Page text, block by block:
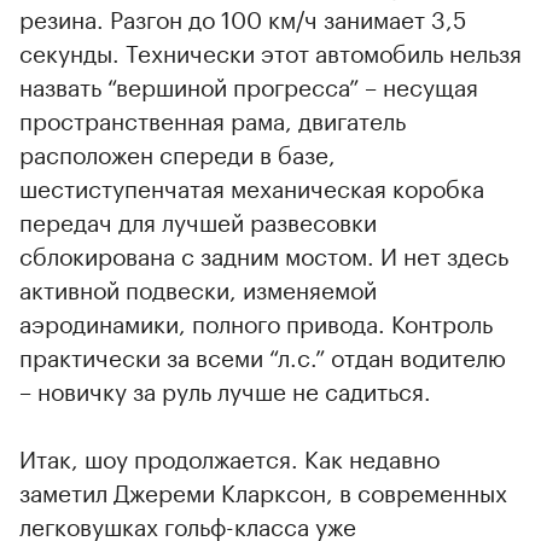
резина. Разгон до 100 км/ч занимает 3,5
секунды. Технически этот автомобиль нельзя
назвать “вершиной прогресса” – несущая
пространственная рама, двигатель
расположен спереди в базе,
шестиступенчатая механическая коробка
передач для лучшей развесовки
сблокирована с задним мостом. И нет здесь
активной подвески, изменяемой
аэродинамики, полного привода. Контроль
практически за всеми “л.с.” отдан водителю
– новичку за руль лучше не садиться.
Итак, шоу продолжается. Как недавно
заметил Джереми Кларксон, в современных
легковушках гольф-класса уже